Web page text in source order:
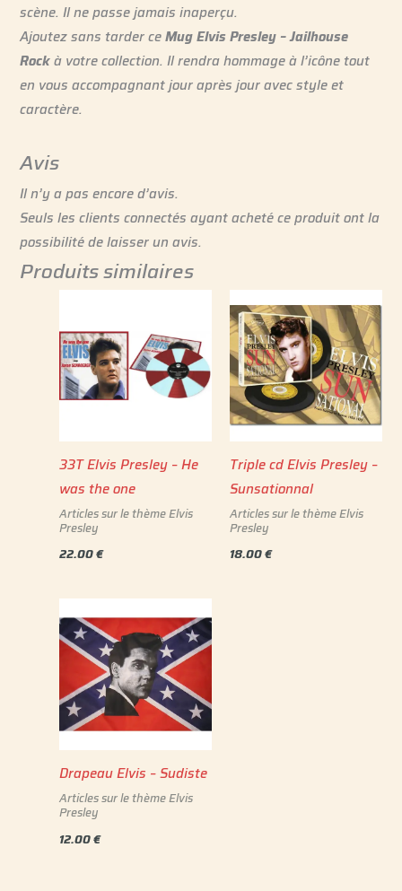
scène. Il ne passe jamais inaperçu.
Ajoutez sans tarder ceMug Elvis Presley – Jailhouse
Rockà votre collection. Il rendra hommage à l’icône tout
en vous accompagnant jour après jour avec style et
caractère.
Avis
Il n’y a pas encore d’avis.
Seuls les clients connectés ayant acheté ce produit ont la
possibilité de laisser un avis.
Produits similaires
33T Elvis Presley – He
was the one
Articles sur le thème Elvis
Presley
22.00€
Triple cd Elvis Presley –
Sunsationnal
Articles sur le thème Elvis
Presley
18.00€
Drapeau Elvis – Sudiste
Articles sur le thème Elvis
Presley
12.00€